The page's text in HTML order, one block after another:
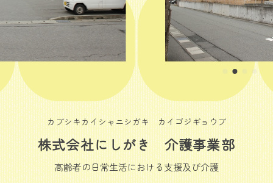
カブシキカイシャニシガキ カイゴジギョウブ
株式会社にしがき 介護事業部
高齢者の日常生活における支援及び介護